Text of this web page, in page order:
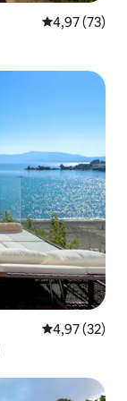
Průměrné
4,97 (73)
Průměrné
4,97 (32)